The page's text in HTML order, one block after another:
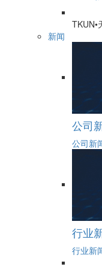
TKUN•
新闻
公司
公司新
行业
行业新